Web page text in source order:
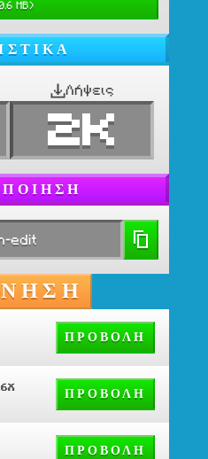
MB)
Λήψεις
2K
edit
ΠΡΟΒΟΛΗ
ΠΡΟΒΟΛΗ
ΠΡΟΒΟΛΗ